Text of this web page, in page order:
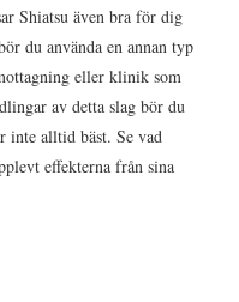
Shiatsu även bra för dig
du använda en annan typ
eller klinik som
av detta slag bör du
inte alltid bäst. Se vad
effekterna från sina